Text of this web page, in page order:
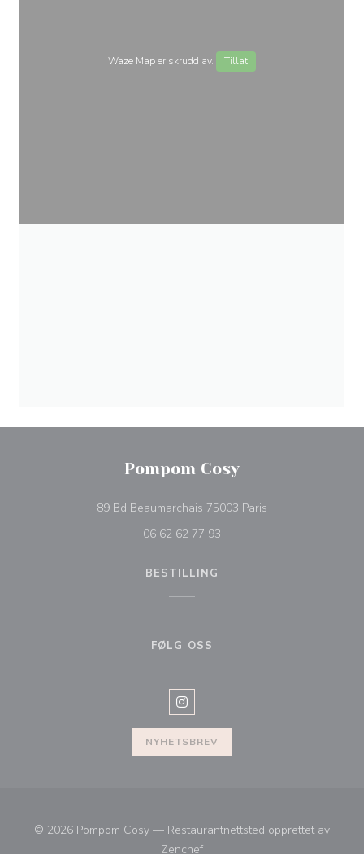
Waze Map er skrudd av. Tillat
Pompom Cosy
89 Bd Beaumarchais 75003 Paris
06 62 62 77 93
BESTILLING
FØLG OSS
Instagram ((åpner i et nytt
NYHETSBREV
© 2026 Pompom Cosy — Restaurantnettsted opprettet av
Zenchef((åpner i et nytt vindu))